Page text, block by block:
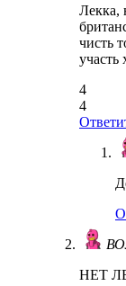
Лекка,
чисть
участь
4
4
НЕТ